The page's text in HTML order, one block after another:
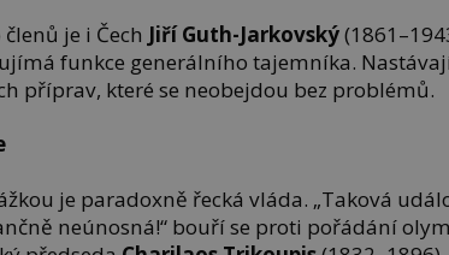
je i Čech Jiří Guth-Jarkovský
funkce generálního tajemníka.
příprav, které se neobejdou bez problémů.
je paradoxně řecká vláda. „Taková
neúnosná!“ bouří se proti pořádání